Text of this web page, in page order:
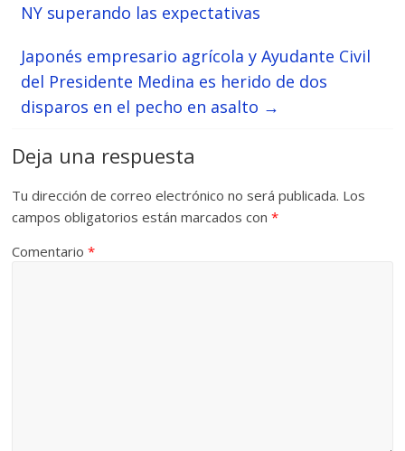
NY superando las expectativas
Japonés empresario agrícola y Ayudante Civil
del Presidente Medina es herido de dos
disparos en el pecho en asalto →
Deja una respuesta
Tu dirección de correo electrónico no será publicada. Los
campos obligatorios están marcados con*
Comentario*